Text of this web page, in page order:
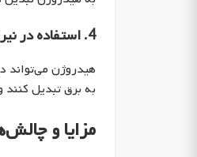
4. استفاده در نیروگاه‌های برق
هیدروژن می‌تواند
به برق تبدیل کنند
مزایا و